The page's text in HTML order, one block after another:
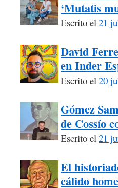
‘Mutatis
Escrito el 21
David
en Inder
Escrito el 20
Gómez
de Cossío
Escrito el 21
El
cálido